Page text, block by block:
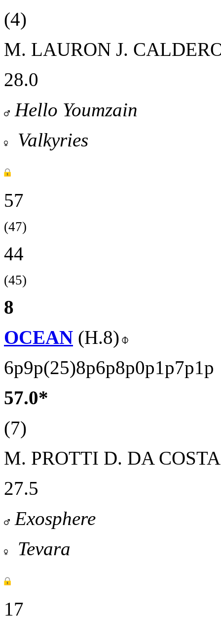
(4)
M. LAURON J.
28.0
Hello Youmzain
Valkyries
57
(47)
44
(45)
8
OCEAN (H.8)
6p9p(25)8p6p8p0p1p7p1p
57.0*
(7)
M. PROTTI D. DA
27.5
Exosphere
Tevara
17